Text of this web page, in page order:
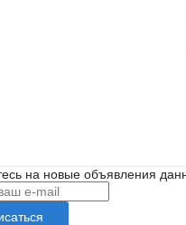
на новые объявления